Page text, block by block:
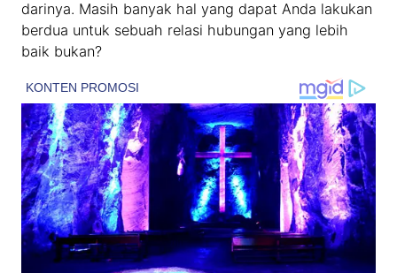
darinya. Masih banyak hal yang dapat Anda lakukan
berdua untuk sebuah relasi hubungan yang lebih
baik bukan?